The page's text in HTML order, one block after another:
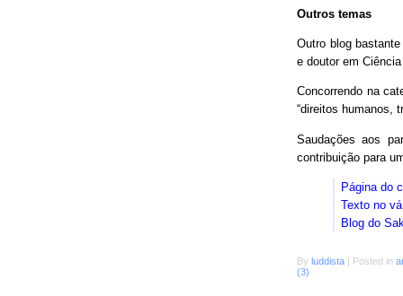
Outros temas
Outro blog
e doutor em
Concorrendo na
“direitos humanos,
Saudações aos
contribuição para
Página do
Texto no
Blog do
By luddista Posted in
(3)